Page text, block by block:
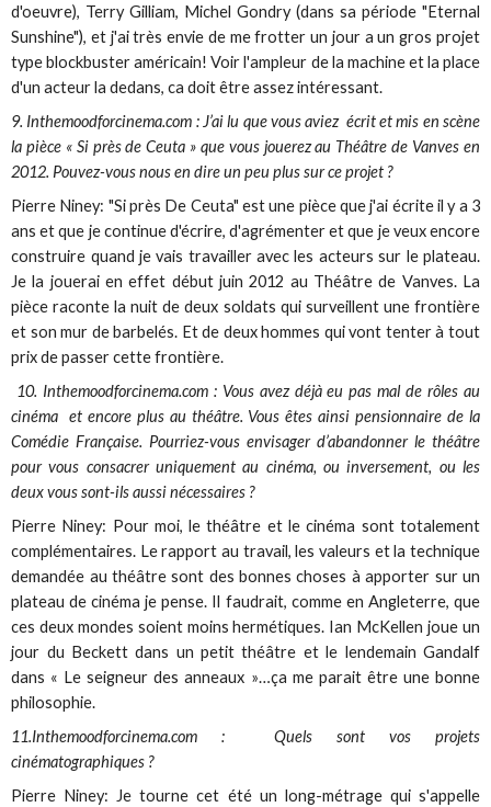
d'oeuvre), Terry Gilliam, Michel Gondry (dans sa période "Eternal
Sunshine"), et j'ai très envie de me frotter un jour a un gros projet
type blockbuster américain! Voir l'ampleur de la machine et la place
d'un acteur la dedans, ca doit être assez intéressant.
9. Inthemoodforcinema.com : J’ai lu que vous aviez écrit et mis en scène
la pièce « Si près de Ceuta » que vous jouerez au Théâtre de Vanves en
2012. Pouvez-vous nous en dire un peu plus sur ce projet ?
Pierre Niney: "Si près De Ceuta" est une pièce que j'ai écrite il y a 3
ans et que je continue d'écrire, d'agrémenter et que je veux encore
construire quand je vais travailler avec les acteurs sur le plateau.
Je la jouerai en effet début juin 2012 au Théâtre de Vanves. La
pièce raconte la nuit de deux soldats qui surveillent une frontière
et son mur de barbelés. Et de deux hommes qui vont tenter à tout
prix de passer cette frontière.
10. Inthemoodforcinema.com : Vous avez déjà eu pas mal de rôles au
cinéma et encore plus au théâtre. Vous êtes ainsi pensionnaire de la
Comédie Française. Pourriez-vous envisager d’abandonner le théâtre
pour vous consacrer uniquement au cinéma, ou inversement, ou les
deux vous sont-ils aussi nécessaires ?
Pierre Niney: Pour moi, le théâtre et le cinéma sont totalement
complémentaires. Le rapport au travail, les valeurs et la technique
demandée au théâtre sont des bonnes choses à apporter sur un
plateau de cinéma je pense. Il faudrait, comme en Angleterre, que
ces deux mondes soient moins hermétiques. Ian McKellen joue un
jour du Beckett dans un petit théâtre et le lendemain Gandalf
dans « Le seigneur des anneaux »…ça me parait être une bonne
philosophie.
11.Inthemoodforcinema.com : Quels sont vos projets
cinématographiques ?
Pierre Niney: Je tourne cet été un long-métrage qui s'appelle